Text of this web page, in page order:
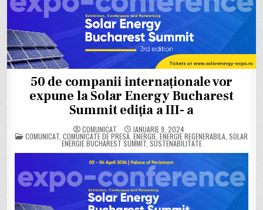
50 de companii internaționale vor
expune la Solar Energy Bucharest
Summit ediția a III- a
COMUNICAT IANUARIE 9, 2024
POSTED
IN
COMUNICAT COMUNICATE DE PRESA ENERGIE ENERGIE REGENERABILA SOLAR
ENERGIE BUCHAREST SUMMIT, SUSTENABILITATE